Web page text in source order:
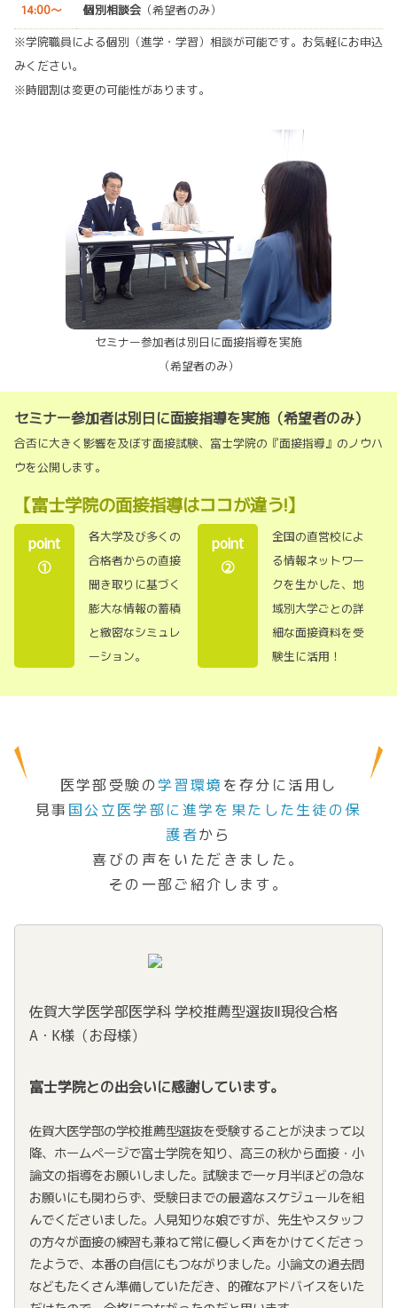
14:00〜 個別相談会 （希望者のみ）
※学院職員による個別（進学・学習）相談が可能です。お気軽にお申込
みください。
※時間割は変更の可能性があります。
セミナー参加者は別日に面接指導を実施
（希望者のみ）
セミナー参加者は別日に面接指導を実施（希望者のみ）
合否に大きく影響を及ぼす面接試験、富士学院の『面接指導』のノウハ
ウを公開します。
【富士学院の面接指導はココが違う!】
point
①
各大学及び多くの
合格者からの直接
聞き取りに基づく
膨大な情報の蓄積
と緻密なシミュレ
ーション。
point
②
全国の直営校によ
る情報ネットワー
クを生かした、地
域別大学ごとの詳
細な面接資料を受
験生に活用！
医学部受験の学習環境 を存分に活用し
見事 国公立医学部に進学を果たした生徒の保
護者から
喜びの声をいただきました。
その一部ご紹介します。
佐賀大学医学部医学科 学校推薦型選抜Ⅱ現役合格
A・K様（お母様）
富士学院との出会いに感謝しています。
佐賀大医学部の学校推薦型選抜を受験することが決まって以
降、ホームページで富士学院を知り、高三の秋から面接・小
論文の指導をお願いしました。試験まで一ヶ月半ほどの急な
お願いにも関わらず、受験日までの最適なスケジュールを組
んでくださいました。人見知りな娘ですが、先生やスタッフ
の方々が面接の練習も兼ねて常に優しく声をかけてくださっ
たようで、本番の自信にもつながりました。小論文の過去問
などもたくさん準備していただき、的確なアドバイスをいた